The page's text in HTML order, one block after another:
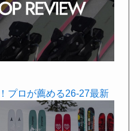
プロが薦める26-27最新